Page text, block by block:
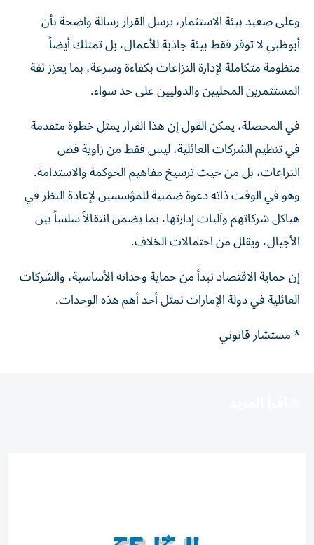
وعلى صعيد بيئة الاستثمار، يرسل القرار رسالة واضحة بأن
أبوظبي لا توفر فقط بيئة جاذبة للأعمال، بل تمتلك أيضاً
منظومة متكاملة لإدارة النزاعات بكفاءة وسرعة، بما يعزز ثقة
المستثمرين المحليين والدوليين على حد سواء.
في المحصلة، يمكن القول إن هذا القرار يمثل خطوة متقدمة
في تنظيم الشركات العائلية، ليس فقط من زاوية فض
النزاعات، بل من حيث ترسيخ مفاهيم الحوكمة والاستدامة.
وهو في الوقت ذاته دعوة ضمنية للمؤسسين لإعادة النظر في
هياكل شركاتهم وآليات إدارتها، بما يضمن انتقالاً سلساً بين
الأجيال، ويقلل من احتمالات الخلاف.
إن حماية الاقتصاد تبدأ من حماية وحداته الأساسية، والشركات
العائلية في دولة الإمارات تمثل أحد أهم هذه الوحدات.
* مستشار قانوني